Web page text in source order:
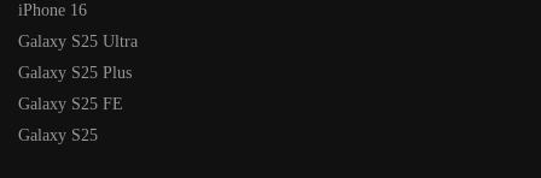
iPhone 16
Galaxy S25 Ultra
Galaxy S25 Plus
Galaxy S25 FE
Galaxy S25